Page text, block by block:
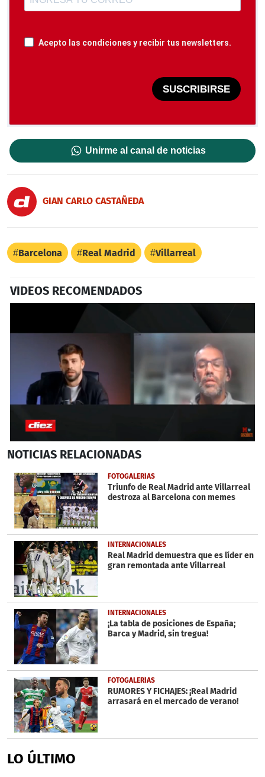
Acepto las condiciones y recibir tus newsletters.
SUSCRIBIRSE
Unirme al canal de noticias
GIAN CARLO CASTAÑEDA
Barcelona Real Madrid Villarreal
VIDEOS RECOMENDADOS
seconds
6
minutes,
1
second
NOTICIAS RELACIONADAS
FOTOGALERÍAS
Triunfo de Real Madrid ante Villarreal
destroza al Barcelona con memes
INTERNACIONALES
Real Madrid demuestra que es líder en
gran remontada ante Villarreal
INTERNACIONALES
¡La tabla de posiciones de España;
Barca y Madrid, sin tregua!
FOTOGALERÍAS
RUMORES Y FICHAJES: ¡Real Madrid
arrasará en el mercado de verano!
LO ÚLTIMO